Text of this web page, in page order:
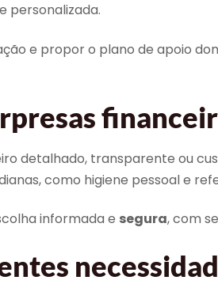
personalizada.
e propor o plano de apoio
detalhado, transparente ou
como higiene pessoal e
informada e segura, com